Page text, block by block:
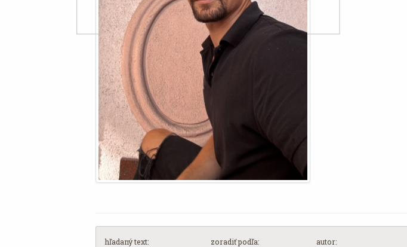
hľadaný text: zoradiť podľa: autor: